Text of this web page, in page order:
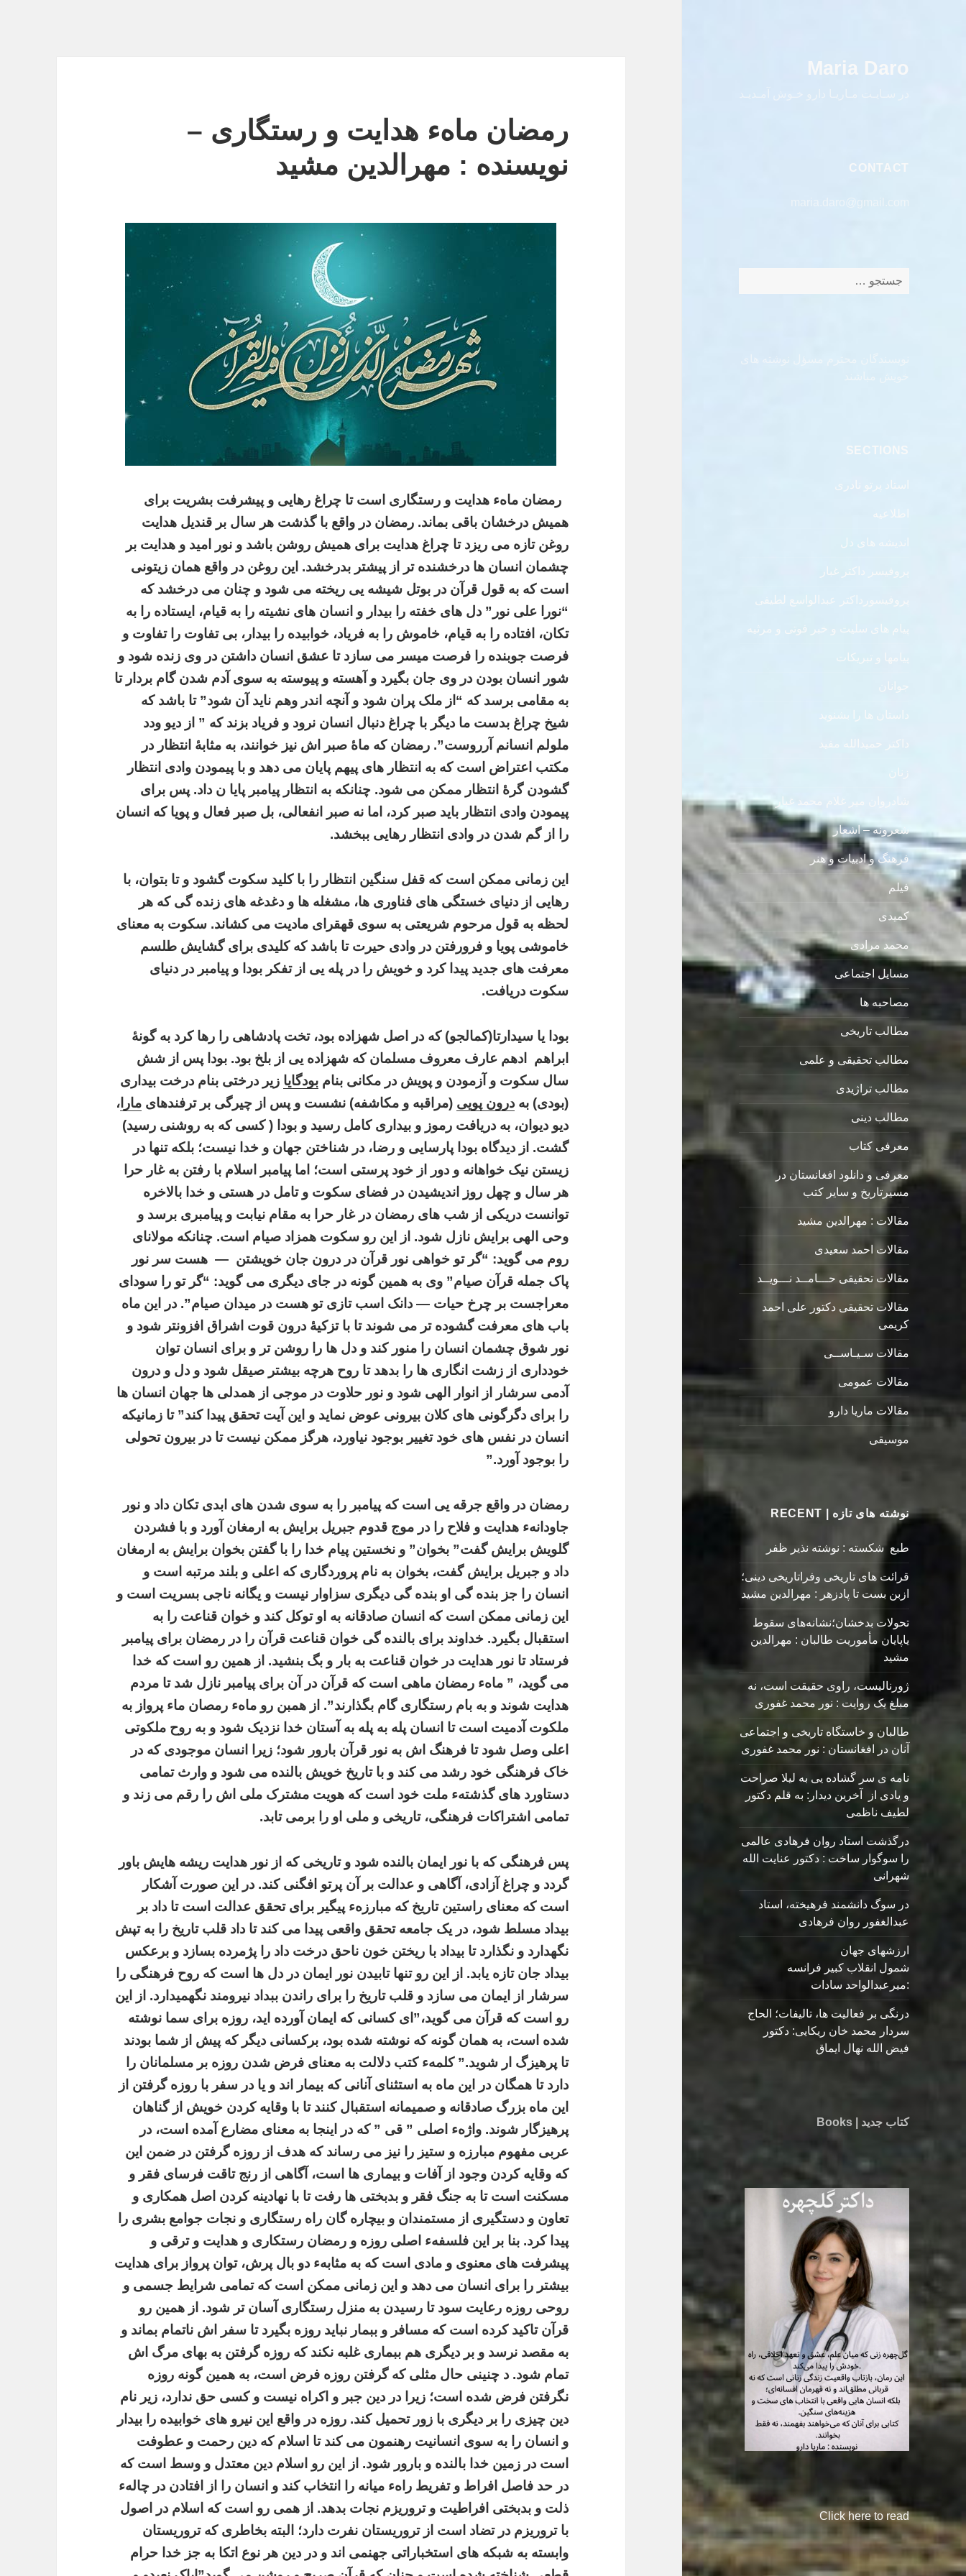
Maria Daro
در سـایـت مـاریـا دارو خـوش آمـدیـد
CONTACT
برای:
نویسندگان محترم مسؤل نوشته های
SECTIONS
استاد پرتو نادری
اطلاعیه
اندیشه های دل
پروفیسر داکتر غبار
پروفیسورداکتر عبدالواسع لطیفی
پیام های سلیت و خبر فوتی و مرثیه
پیامها و تبریکات
جوانان
داستان ها را بشنوید
داکتر حمیدالله مفید
زنان
شادروان میر غلام محمد غبار
شعرونه – اشعار
فرهنگ و ادبیات و هنر
فیلم
کمیدی
محمد مرادی
مسایل اجتماعی
مصاحبه ها
مطالب تاریخی
مطالب تحقیقی و علمی
مطالب تراژیدی
مطالب دینی
معرفی کتاب
معرفی و دانلود افغانستان در
مسیرتاریخ و سایر کتب
مقالات : مهرالدین مشید
مقالات احمد سعیدی
مقالات تحقیقی حـــامــد نـــویــد
مقالات تحقیقی دکتور علی احمد
کریمی
مقالات سـیـاســی
مقالات عمومی
مقالات ماریا دارو
موسیقی
نوشته های تازه | RECENT
طبع شکسته : نوشته نذیر ظفر
قرائت های تاریخی وفراتاریخی دینی؛
ازبن بست تا پادزهر : مهرالدین مشید
تحولات بدخشان؛نشانه‌های سقوط
یاپایان مأموریت طالبان : مهرالدین
مشید
ژورنالیست، راوی حقیقت است، نه
مبلغ یک روایت : نور محمد غفوری
طالبان و خاستگاه تاریخی و اجتماعی
آنان در افغانستان : نور محمد غفوری
نامه ی سر گشاده يی به ليلا صراحت
و یادی از آخرین دیدار: به قلم دکتور
لطیف ناظمی
درگذشت استاد روان فرهادی عالمی
را سوگوار ساخت : دکتور عنایت الله
شهرانی
در سوگ دانشمند فرهیخته، استاد
عبدالغفور روان فرهادی
ارزشهای جهان
شمول انقلاب کبیر فرانسه
:میرعبدالواحد سادات
درنگی بر فعالیت ها، تالیفات؛ الحاج
سردار محمد خان ریکایی: دکتور
فیض الله نهال ایماق
کتاب جدید | Books
Click here to read
رمضان ماهء هدایت و رستگاری –
نویسنده : مهرالدین مشید
رمضان ماهء هدایت و رستگاری است تا چراغ رهایی و پیشرفت بشریت برای
همیش درخشان باقی بماند. رمضان در واقع با گذشت هر سال بر قندیل هدایت
روغن تازه می ریزد تا چراغ هدایت برای همیش روشن باشد و نور امید و هدایت بر
چشمان انسان ها درخشنده تر از پیشتر بدرخشد. این روغن در واقع همان زیتونی
است که به قول قرآن در بوتل شیشه یی ریخته می شود و چنان می درخشد که
“نورا علی نور” دل های خفته را بیدار و انسان های نشیته را به قیام، ایستاده را به
تکان، افتاده را به قیام، خاموش را به فریاد، خوابیده را بیدار، بی تفاوت را تفاوت و
فرصت جوبنده را فرصت میسر می سازد تا عشق انسان داشتن در وی زنده شود و
شور انسان بودن در وی جان بگیرد و آهسته و پیوسته به سوی آدم شدن گام بردار تا
به مقامی برسد که “از ملک پران شود و آنچه اندر وهم ناید آن شود” تا باشد که
شیخ چراغ بدست ما دیگر با چراغ دنبال انسان نرود و فریاد بزند که ” از دیو ودد
ملولم انسانم آرروست”. رمضان که ماۀ صبر اش نیز خوانند، به مثابۀ انتظار در
مکتب اعتراض است که به انتظار های پیهم پایان می دهد و با پیمودن وادی انتظار
گشودن گرۀ انتظار ممکن می شود. چنانکه به انتظار پیامبر پایا ن داد. پس برای
پیمودن وادی انتظار باید صبر کرد، اما نه صبر انفعالی، بل صبر فعال و پویا که انسان
را از گم شدن در وادی انتظار رهایی ببخشد.
این زمانی ممکن است که قفل سنگین انتظار را با کلید سکوت گشود و تا بتوان، با
رهایی از دنیای خستگی های فناوری ها، مشغله ها و دغدغه های زنده گی که هر
لحظه به قول مرحوم شریعتی به سوی قهقرای مادیت می کشاند. سکوت به معنای
خاموشی پویا و فرورفتن در وادی حیرت تا باشد که کلیدی برای گشایش طلسم
معرفت های جدید پیدا کرد و خویش را در پله یی از تفکر بودا و پیامبر در دنیای
سکوت دریافت.
بودا یا سیدارتا(کمالجو) که در اصل شهزاده بود، تخت پادشاهی را رها کرد به گونۀ
ابراهم
ادهم عارف معروف مسلمان که شهزاده یی از بلخ بود. بودا پس از شش
سال سکوت و آزمودن و پویش در مکانی بنامبودگایا زیر درختی بنام درخت بیداری
(بودی) بهدرون پویی (مراقبه و مکاشفه) نشست و پس از چیرگی بر ترفندهایمارا،
دیو دیوان، به دریافت رموز و بیداری کامل رسید و بودا ( کسی که به روشنی رسید)
گشت. از دیدگاه بودا پارسایی و رضا، در شناختن جهان و خدا نیست؛ بلکه تنها در
زیستن نیک خواهانه و دور از خود پرستی است؛ اما پیامبر اسلام با رفتن به غار حرا
هر سال و چهل روز اندیشیدن در فضای سکوت و تامل در هستی و خدا بالاخره
توانست دریکی از شب های رمضان در غار حرا به مقام نیابت و پیامبری برسد و
وحی الهی برایش نازل شود. از این رو سکوت همزاد صیام است. چنانکه مولانای
روم می گوید: “گر تو خواهی نور قرآن در درون جان خویشتن — هست ‏سر نور
پاک جمله قرآن صیام” وی به همین گونه در جای دیگری می گوید: “گر تو را سودای
معراجست ‏بر چرخ حیات — دانک اسب تازی تو هست در میدان صیام”. در این ماه
باب های معرفت گشوده تر می شوند تا با تزکیۀ درون قوت اشراق افزونتر شود و
نور شوق چشمان انسان را منور کند و دل ها را روشن تر و برای انسان توان
خودداری از زشت انگاری ها را بدهد تا روح هرچه بیشتر صیقل شود و دل و درون
آدمی سرشار از انوار الهی شود و نور حلاوت در موجی از همدلی ها جهان انسان ها
را برای دگرگونی های کلان بیرونی عوض نماید و این آیت تحقق پیدا کند” تا زمانیکه
انسان در نفس های خود تغییر بوجود نیاورد، هرگز ممکن نیست تا در بیرون تحولی
را بوجود آورد.”
رمضان در واقع جرقه یی است که پیامبر را به سوی شدن های ابدی تکان داد و نور
جاودانهء هدایت و فلاح را در موج قدوم جبریل برایش به ارمغان آورد و با فشردن
گلویش برایش گفت” بخوان”و نخستین پیام خدا را با گفتنبخوان برایشبه ارمغان
داد و جبریل برایش گفت، بخوان به نام پروردگاری که اعلی و بلند مرتبه است و
انسان را جز بنده گی او بنده گی دیگری سزاوار نیست و یگانه ناجی بسریت است و
این زمانی ممکن است که انسان صادقانه به او توکل کند و خوان قناعت را به
استقبال بگیرد. خداوند برای بالنده گی خوان قناعت قرآن را در رمضان برای پیامبر
فرستاد تا نور هدایت در خوان قناعت به بار و بگ بنشید. از همین رو است که خدا
می گوید، ” ماهء رمضان ماهی است که قرآن در آن برای پیامبر نازل شد تا مردم
هدایت شوند و به بام رستگاری گام بگذارند”. از همبن رو ماهء رمصان ماء پرواز به
ملکوت آدمیت است تا انسان پله به پله به آستان خدا نزدیک شود و به روح ملکوتی
اعلی وصل شود تا فرهنگ اش به نور قرآن بارور شود؛ زیرا انسان موجودی که در
خاک فرهنگی خود رشد می کند و با تاریخ خویش بالنده می شود و وارث تمامی
دستاورد های گذشتهء ملت خود است که هویت مشترک ملی اش را رقم می زند و
تمامی اشتراکات فرهنگی، تاریخی و ملی او را برمی تابد.
پس فرهنگیکه با نور ایمان بالنده شود و تاریخی که از نور هدایت ریشه هایش باور
گردد و چراغ آزادی، آگاهی و عدالت بر آن پرتو افگنی کند. در این صورت آشکار
است که معنای راستین تاریخ که مبارزهء پیگیر برای تحقق عدالت است تا داد بر
بیداد مسلط شود، در یک جامعه تحقق واقعی پیدا می کند تا داد قلب تاریخ را به تپش
نگهدارد و نگذارد تا بیداد با ریختن خون ناحق درخت داد را پژمرده بسازد و برعکس
بیداد جان تازه یابد. از این رو تنها تابیدن نور ایمان در دل ها است که روح فرهنگی را
سرشار از ایمان می سازد و قلب تاریخ را برای راندن ببداد نیرومند نگهمیدارد. از این
رو است که قرآن می گوید،”ای کسانی که ایمان آورده اید، روزه برای سما نوشته
شده است، به همان گونه که نوشته شده بود، برکسانی دیگر که پیش از شما بودند
تا پرهیزگ ار شوید.” کلمهء کتب دلالت به معنای فرض شدن روزه بر مسلمانان را
دارد تا همگان در این ماه به استثنای آنانی که بیمار اند و یا در سفر با روزه گرفتن از
این ماه بزرگ صادقانه و صمیمانه استقبال کنند تا با وقایه کردن خویش از گناهان
پرهیزگار شوند.واژهء اصلی ” قی ” که در اینجا به معنای مضارع آمده است، در
عربی مفهوم مبارزه و ستیز را نیز می رساند که هدف از روزه گرفتن در ضمن این
که وقایه کردن وجود از آفات و بیماری ها است، آگاهی از رنج تاقت فرسای فقر و
مسکنت است تا به جنگ فقر و بدبختی ها رفت تا با نهادینه کردن اصل همکاری و
تعاون و دستگیری از مستمندان و بیچاره گان راه رستگاری و نجات جوامع بشری را
پیدا کرد. بنا بر این فلسفهء اصلی روزه و رمضان رستکاری و هدایت و ترقی و
پیشرفت های معنوی و مادی است که به مثابهء دو بال پرش، توان پرواز برای هدایت
بیشتر را برای انسان می دهد و این زمانی ممکن است که تمامی شرایط جسمی و
روحی روزه رعایت سود تا رسیدن به منزل رستگاری آسان تر شود. از همین رو
قرآن تاکید کرده است که مسافر و ببمار نباید روزه بگیرد تا سفر اش ناتمام بماند و
به مقصد نرسد و بر دیگری هم ببماری غلبه نکند که روزه گرفتن به بهای مرگ اش
تمام شود. د چنینی حال مثلی که گرفتن روزه فرض است، به همین گونه روزه
نگرفتن فرض شده است؛ زیرا در دین جبر و اکراه نیست و کسی حق ندارد، زیر نام
دین چیزی را بر دیگری با زور تحمیل کند. روزه در واقع این نیرو های خوابیده را بیدار
و انسانرا به سوی انسانیت رهنمون می کند تا اسلام که دین رحمت و عطوفت
است در زمین خدا بالنده و بارور شود. از این رو اسلام دین معتدل و وسط است که
در حد فاصل افراط و تفریط راهء میانه را انتخاب کند و انسان را از افتادن در چالهء
ذلت و بدبختی افراطیت و تروریزم نجات بدهد. از همی رو است که اسلام در اصول
با تروریزم در تضاد است از تروریستان نفرت دارد؛ البته بخاطری که تروریستان
وابسته به شبکه های استخباراتی جهنمی اند و در دین هر نوع اتکا به جز خدا حرام